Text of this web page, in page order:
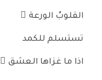
القلوبُ الورعة ُ
تستسلم للكمد
اذا ما غزاها العشق ُ